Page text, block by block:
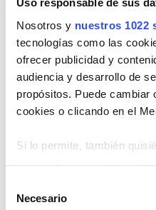
Uso responsable de sus
Nosotros y nuestros 1022
tecnologías como las
ofrecer publicidad y
audiencia y desarrollo de
propósitos. Puede cambiar
cookies o clicando en el
Si lo permite, también
Identificar su
Necesario
Encuentra tu
Diésel Eléctrico
Híbrido (Gasolina)
Híbrido
Cambio
Encuentra tu